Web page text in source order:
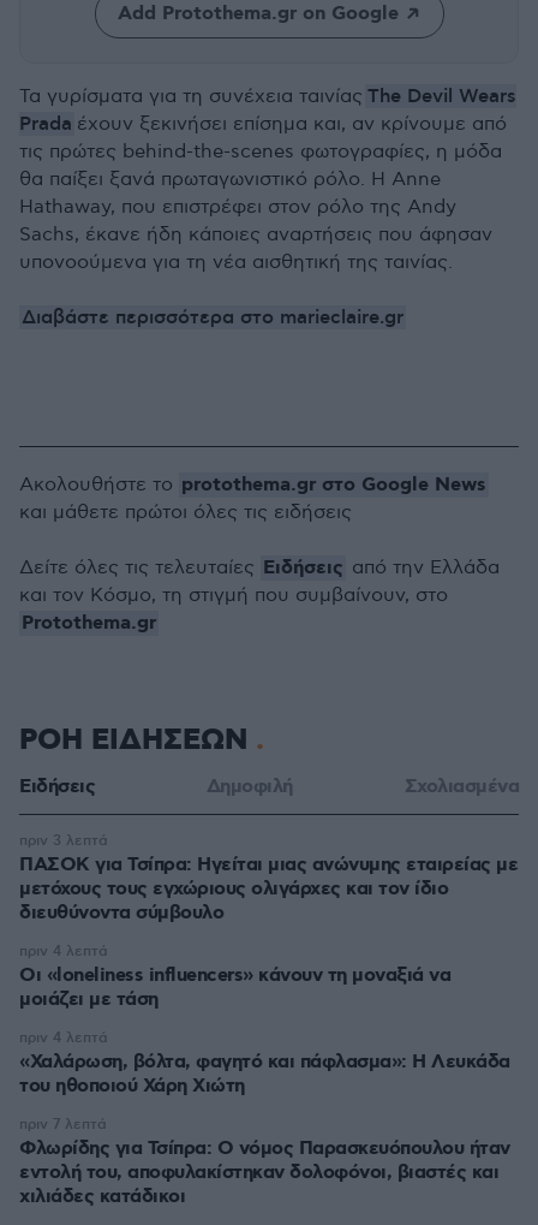
Add Protothema.gr on Google
Τα γυρίσματα για τη συνέχεια ταινίας The Devil Wears
Prada έχουν ξεκινήσει επίσημα και, αν κρίνουμε από
τις πρώτες behind-the-scenes φωτογραφίες, η μόδα
θα παίξει ξανά πρωταγωνιστικό ρόλο. Η Anne
Hathaway, που επιστρέφει στον ρόλο της Andy
Sachs, έκανε ήδη κάποιες αναρτήσεις που άφησαν
υπονοούμενα για τη νέα αισθητική της ταινίας.
Διαβάστε περισσότερα στο marieclaire.gr
Ακολουθήστε το protothema.gr στο Google News
και μάθετε πρώτοι όλες τις ειδήσεις
Δείτε όλες τις τελευταίες Ειδήσεις από την Ελλάδα
και τον Κόσμο, τη στιγμή που συμβαίνουν, στο
Protothema.gr
ΡΟΗ ΕΙΔΗΣΕΩΝ
Ειδήσεις Δημοφιλή Σχολιασμένα
ΠΑΣΟΚ για Τσίπρα: Ηγείται μιας ανώνυμης εταιρείας με
μετόχους τους εγχώριους ολιγάρχες και τον ίδιο
διευθύνοντα σύμβουλο
πριν 3 λεπτά
Οι «loneliness influencers» κάνουν τη μοναξιά να
μοιάζει με τάση
πριν 4 λεπτά
«Χαλάρωση, βόλτα, φαγητό και πάφλασμα»: Η Λευκάδα
του ηθοποιού Χάρη Χιώτη
πριν 4 λεπτά
Φλωρίδης για Τσίπρα: Ο νόμος Παρασκευόπουλου ήταν
εντολή του, αποφυλακίστηκαν δολοφόνοι, βιαστές και
χιλιάδες κατάδικοι
πριν 7 λεπτά